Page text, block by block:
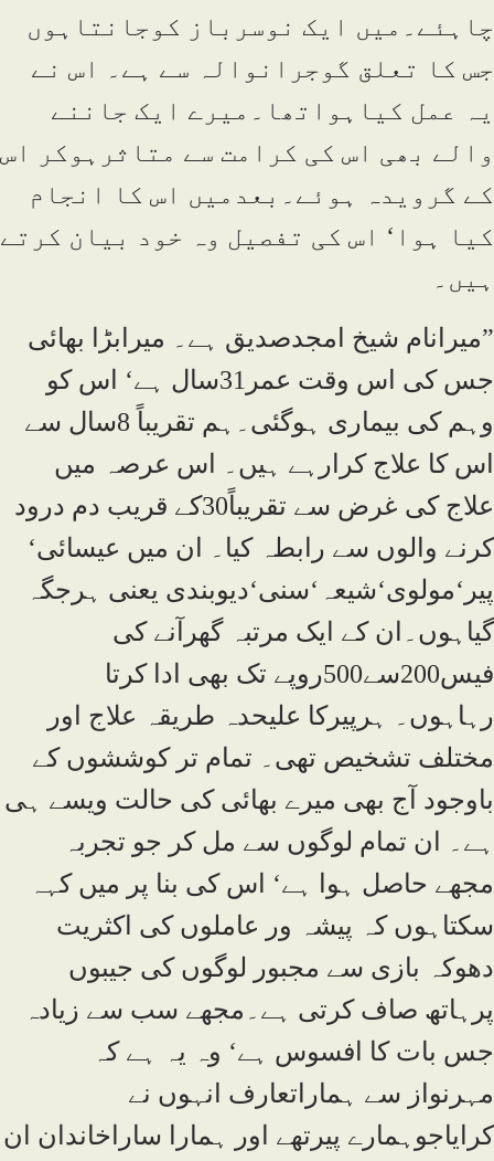
چاہئے۔میں ایک نوسرباز کوجانتاہوں
جس کا تعلق گوجرانوالہ سے ہے۔ اس نے
یہ عمل کیاہواتھا۔میرے ایک جاننے
والے بھی اس کی کرامت سے متاثرہوکر اس
کے گرویدہ ہوئے۔بعدمیں اس کا انجام
کیا ہوا‘ اس کی تفصیل وہ خود بیان کرتے
ہیں۔
”میرانام شیخ امجدصدیق ہے۔ میرابڑا بھائی
جس کی اس وقت عمر31سال ہے‘ اس کو
وہم کی بیماری ہوگئی۔ہم تقریباً 8سال سے
اس کا علاج کرارہے ہیں۔ اس عرصہ میں
علاج کی غرض سے تقریباً30کے قریب دم درود
کرنے والوں سے رابطہ کیا۔ ان میں عیسائی‘
پیر‘مولوی‘شیعہ‘سنی‘دیوبندی یعنی ہرجگہ
گیاہوں۔ان کے ایک مرتبہ گھرآنے کی
فیس200سے500روپے تک بھی ادا کرتا
رہاہوں۔ ہرپیرکا علیحدہ طریقہ علاج اور
مختلف تشخیص تھی۔ تمام تر کوششوں کے
باوجود آج بھی میرے بھائی کی حالت ویسے ہی
ہے۔ ان تمام لوگوں سے مل کر جو تجربہ
مجھے حاصل ہوا ہے‘ اس کی بنا پر میں کہہ
سکتاہوں کہ پیشہ ور عاملوں کی اکثریت
دھوکہ بازی سے مجبور لوگوں کی جیبوں
پرہاتھ صاف کرتی ہے۔مجھے سب سے زیادہ
جس بات کا افسوس ہے‘ وہ یہ ہے کہ
مہرنواز سے ہماراتعارف انہوں نے
کرایاجوہمارے پیرتھے اور ہمارا ساراخاندان ان